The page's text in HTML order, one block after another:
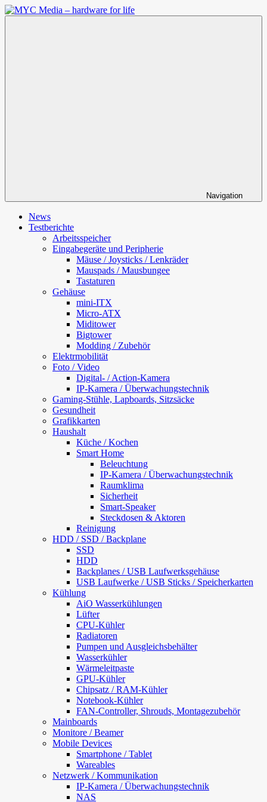
Zum
Inhalt
Navigation
News
Testberichte
Arbeitsspeicher
Eingabegeräte und Peripherie
Mäuse / Joysticks / Lenkräder
Mauspads / Mausbungee
Tastaturen
Gehäuse
mini-ITX
Micro-ATX
Miditower
Bigtower
Modding / Zubehör
Elektrmobilität
Foto / Video
Digital- / Action-Kamera
IP-Kamera / Überwachungstechnik
Gaming-Stühle, Lapboards, Sitzsäcke
Gesundheit
Grafikkarten
Haushalt
Küche / Kochen
Smart Home
Beleuchtung
IP-Kamera / Überwachungstechnik
Raumklima
Sicherheit
Smart-Speaker
Steckdosen & Aktoren
Reinigung
HDD / SSD / Backplane
SSD
HDD
Backplanes / USB Laufwerksgehäuse
USB Laufwerke / USB Sticks / Speicherkarten
Kühlung
AiO Wasserkühlungen
Lüfter
CPU-Kühler
Radiatoren
Pumpen und Ausgleichsbehälter
Wasserkühler
Wärmeleitpaste
GPU-Kühler
Chipsatz / RAM-Kühler
Notebook-Kühler
FAN-Controller, Shrouds, Montagezubehör
Mainboards
Monitore / Beamer
Mobile Devices
Smartphone / Tablet
Wareables
Netzwerk / Kommunikation
IP-Kamera / Überwachungstechnik
NAS